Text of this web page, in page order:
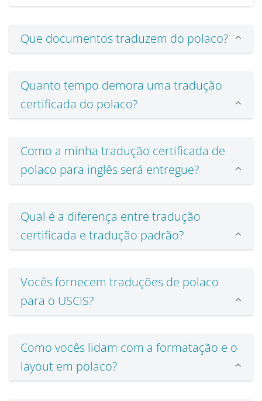
Que documentos traduzem do polaco?
Quanto tempo demora uma tradução
certificada do polaco?
Como a minha tradução certificada de
polaco para inglês será entregue?
Qual é a diferença entre tradução
certificada e tradução padrão?
Vocês fornecem traduções de polaco
para o USCIS?
Como vocês lidam com a formatação e o
layout em polaco?